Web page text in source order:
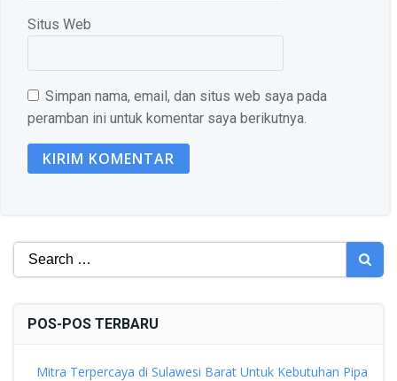
Situs Web
Simpan nama, email, dan situs web saya pada
peramban ini untuk komentar saya berikutnya.
Search
POS-POS TERBARU
Mitra Terpercaya di Sulawesi Barat Untuk Kebutuhan Pipa